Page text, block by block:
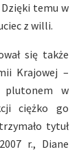
temu w
z willi.
się także
Krajowej –
plutonem w
ciężko go
tytuł
r., Diane